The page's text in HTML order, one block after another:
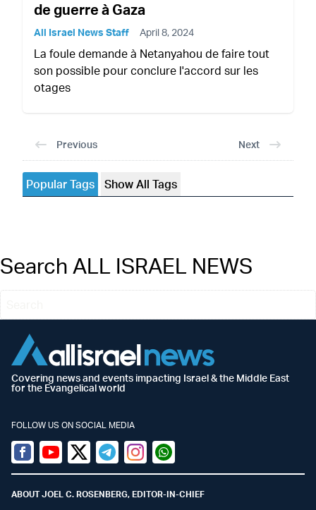
de guerre à Gaza
All Israel News Staff April 8, 2024
La foule demande à Netanyahou de faire tout
son possible pour conclure l'accord sur les
otages
Previous Next
Popular Tags Show All Tags
Search ALL ISRAEL NEWS
Covering news and events impacting Israel & the Middle East
for the Evangelical world
FOLLOW US ON SOCIAL MEDIA
Facebook
YoutubeTwitter (X)
TelegramInstagramWhatsapp
ABOUT JOEL C. ROSENBERG, EDITOR-IN-CHIEF